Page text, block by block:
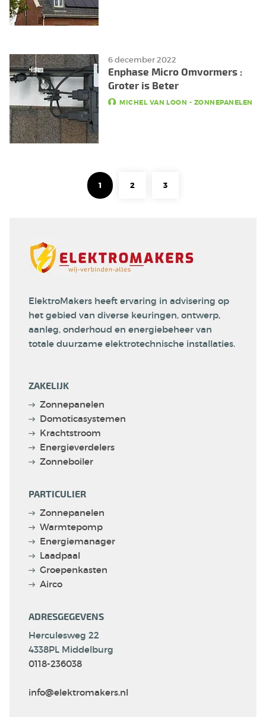
6 december 2022
Enphase Micro Omvormers :
Groter is Beter
MICHEL VAN LOON - ZONNEPANELEN
1 2 3
ElektroMakers heeft ervaring in advisering op
het gebied van diverse keuringen, ontwerp,
aanleg, onderhoud en energiebeheer van
totale duurzame elektrotechnische installaties.
ZAKELIJK
Zonnepanelen
Domoticasystemen
Krachtstroom
Energieverdelers
Zonneboiler
PARTICULIER
Zonnepanelen
Warmtepomp
Energiemanager
Laadpaal
Groepenkasten
Airco
ADRESGEGEVENS
Herculesweg 22
4338PL Middelburg
0118-236038
info@elektromakers.nl